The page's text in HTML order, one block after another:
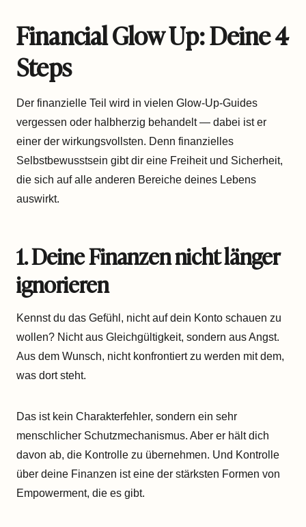
Financial Glow Up: Deine 4
Steps
Der finanzielle Teil wird in vielen Glow-Up-Guides
vergessen oder halbherzig behandelt — dabei ist er
einer der wirkungsvollsten. Denn finanzielles
Selbstbewusstsein gibt dir eine Freiheit und Sicherheit,
die sich auf alle anderen Bereiche deines Lebens
auswirkt.
1. Deine Finanzen nicht länger
ignorieren
Kennst du das Gefühl, nicht auf dein Konto schauen zu
wollen? Nicht aus Gleichgültigkeit, sondern aus Angst.
Aus dem Wunsch, nicht konfrontiert zu werden mit dem,
was dort steht.
Das ist kein Charakterfehler, sondern ein sehr
menschlicher Schutzmechanismus. Aber er hält dich
davon ab, die Kontrolle zu übernehmen. Und Kontrolle
über deine Finanzen ist eine der stärksten Formen von
Empowerment, die es gibt.